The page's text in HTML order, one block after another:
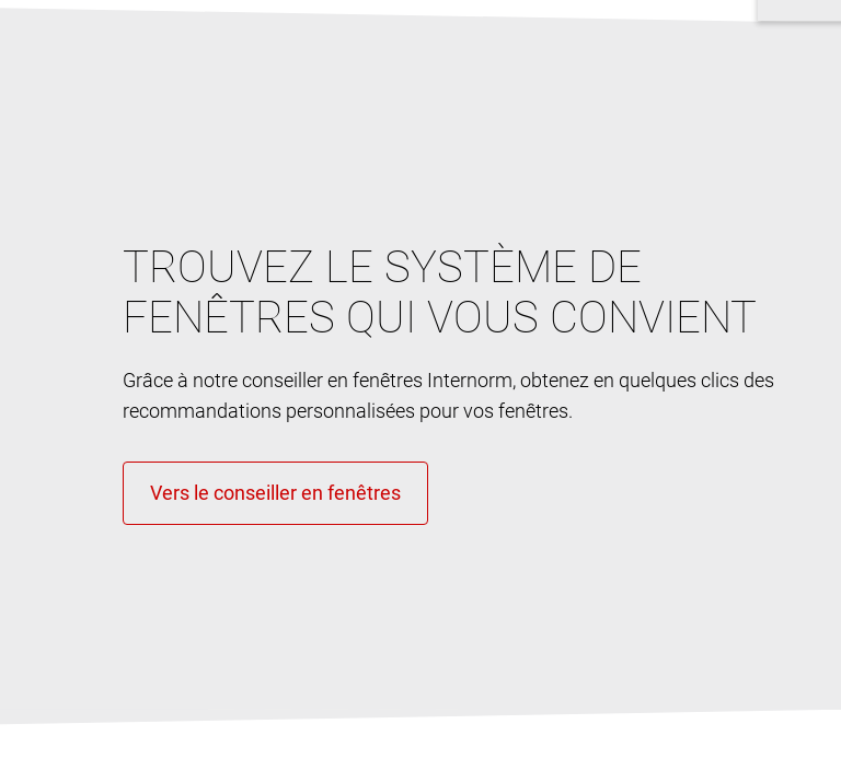
TROUVEZ LE SYSTÈME DE
FENÊTRES QUI VOUS CONVIENT
Grâce à notre conseiller en fenêtres Internorm, obtenez en quelques clics des
recommandations personnalisées pour vos fenêtres.